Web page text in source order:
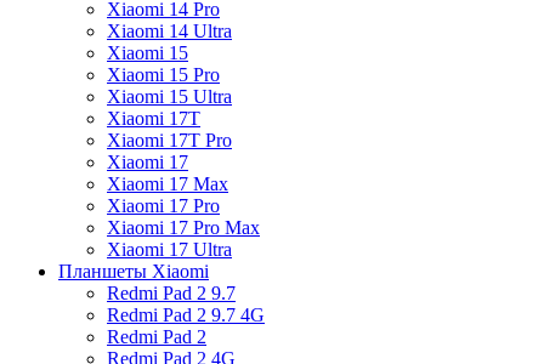
Xiaomi 14 Pro
Xiaomi 14 Ultra
Xiaomi 15
Xiaomi 15 Pro
Xiaomi 15 Ultra
Xiaomi 17T
Xiaomi 17T Pro
Xiaomi 17
Xiaomi 17 Max
Xiaomi 17 Pro
Xiaomi 17 Pro Max
Xiaomi 17 Ultra
Планшеты Xiaomi
Redmi Pad 2 9.7
Redmi Pad 2 9.7 4G
Redmi Pad 2
Redmi Pad 2 4G